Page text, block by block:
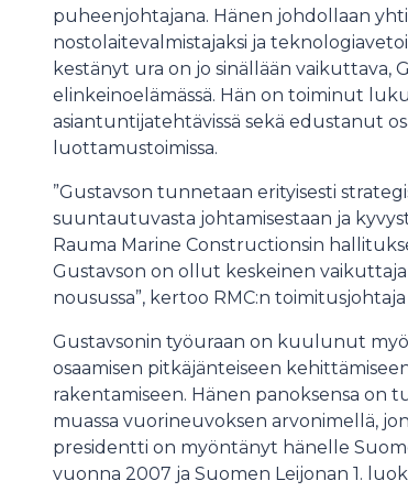
puheenjohtajana. Hänen johdollaan
nostolaitevalmistajaksi ja
kestänyt ura on jo sinällään vaikuttava,
elinkeinoelämässä. Hän on toiminut
asiantuntijatehtävissä sekä edustanut
luottamustoimissa.
”Gustavson tunnetaan erityisesti
suuntautuvasta johtamisestaan ja
Rauma Marine Constructionsin
Gustavson on ollut keskeinen vaikuttaja
nousussa”, kertoo RMC:n toimitusjohtaja
Gustavsonin työuraan on kuulunut
osaamisen pitkäjänteiseen
rakentamiseen. Hänen panoksensa
muassa vuorineuvoksen arvonimellä,
presidentti on myöntänyt hänelle
vuonna 2007 ja Suomen Leijonan 1.